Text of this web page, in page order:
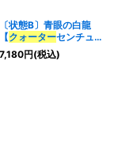
〔状態B〕青眼の白龍
【クォーターセンチュリ
ーシークレット】
{QCDB-JP009
7,180円(税込)